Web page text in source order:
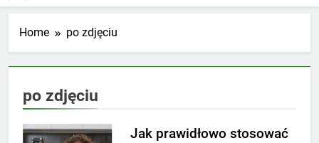
Home po zdjęciu
po zdjęciu
Jak prawidłowo stosować